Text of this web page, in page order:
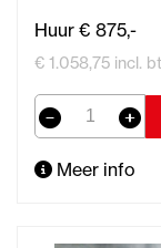
Huur € 875,-
€ 1.058,75 incl.
Meer info